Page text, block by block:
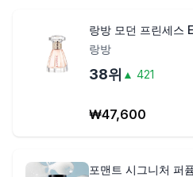
랑방 모던 프린세스
랑방
38위 ▲ 421
₩47,600
포맨트 시그니처 퍼